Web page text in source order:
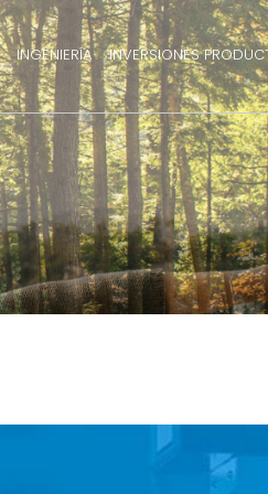
INGENIERÍA INVERSIONES